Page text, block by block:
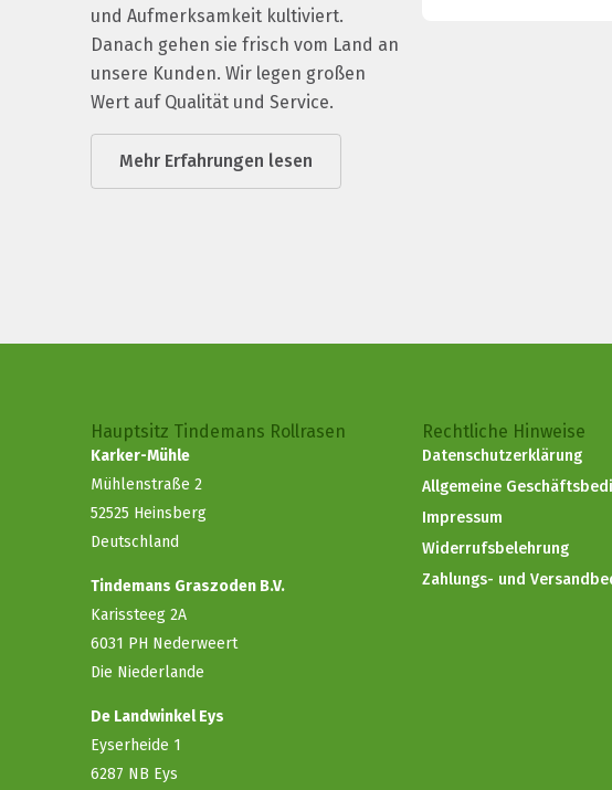
und Aufmerksamkeit kultiviert.
Danach gehen sie frisch vom Land an
unsere Kunden. Wir legen großen
Wert auf Qualität und Service.
Mehr Erfahrungen lesen
Hauptsitz Tindemans Rollrasen
Karker-Mühle
Mühlenstraße 2
52525 Heinsberg
Deutschland
Tindemans Graszoden B.V.
Karissteeg 2A
6031 PH Nederweert
Die Niederlande
De Landwinkel Eys
Eyserheide 1
6287 NB Eys
Rechtliche Hinweise
Datenschutzerklärung
Allgemeine
Impressum
Widerrufsbelehrung
Zahlungs- und